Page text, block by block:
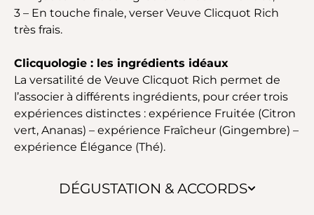
DÉGUSTATION & ACCORDS
3 – En touche finale, verser Veuve Clicquot Rich
très frais.
Clicquologie : les ingrédients idéaux
La versatilité de Veuve Clicquot Rich permet de
l’associer à différents ingrédients, pour créer trois
expériences distinctes : expérience Fruitée (Citron
vert, Ananas) – expérience Fraîcheur (Gingembre) –
expérience Élégance (Thé).